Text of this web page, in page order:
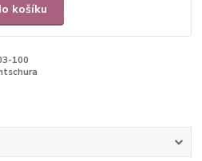
košíku
100